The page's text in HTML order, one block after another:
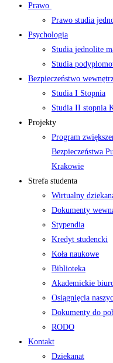
Prawo
Prawo studia
Psychologia
Studia jednolite
Studia
Bezpieczeństwo
Studia I Stopnia
Studia II stopnia
Projekty
Program
Bezpieczeństwa
Krakowie
Strefa studenta
Wirtualny
Dokumenty
Stypendia
Kredyt studencki
Koła naukowe
Biblioteka
Akademickie
Osiągnięcia
Dokumenty do
RODO
Kontakt
Dziekanat